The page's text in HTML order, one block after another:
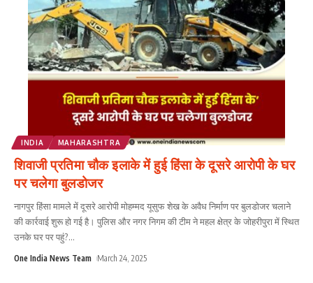
INDIA MAHARASHTRA
शिवाजी प्रतिमा चौक इलाके में हुई हिंसा के दूसरे आरोपी के घर
पर चलेगा बुलडोजर
नागपुर हिंसा मामले में दूसरे आरोपी मोहम्मद यूसुफ शेख के अवैध निर्माण पर बुलडोजर चलाने
की कार्रवाई शुरू हो गई है। पुलिस और नगर निगम की टीम ने महल क्षेत्र के जोहरीपुरा में स्थित
उनके घर पर पहुं?...
One India News Team March 24, 2025